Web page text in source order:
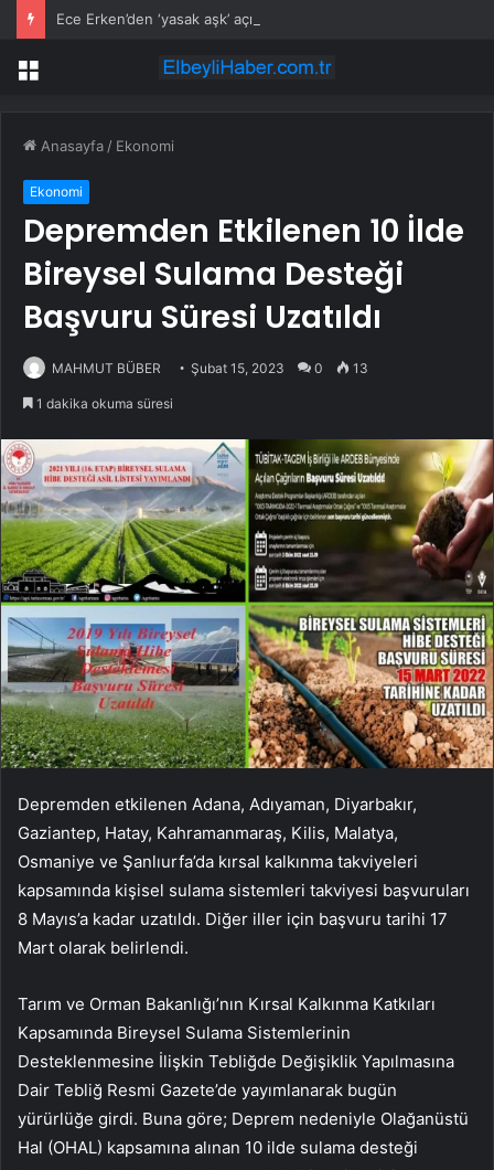
Menü
Anasayfa / Ekonomi
Ekonomi
Depremden Etkilenen 10 İlde
Bireysel Sulama Desteği
Başvuru Süresi Uzatıldı
MAHMUT BÜBER Şubat 15, 2023 0 13
1 dakika okuma süresi
Depremden etkilenen Adana, Adıyaman, Diyarbakır,
Gaziantep, Hatay, Kahramanmaraş, Kilis, Malatya,
Osmaniye ve Şanlıurfa’da kırsal kalkınma takviyeleri
kapsamında kişisel sulama sistemleri takviyesi başvuruları
8 Mayıs’a kadar uzatıldı. Diğer iller için başvuru tarihi 17
Mart olarak belirlendi.
Tarım ve Orman Bakanlığı’nın Kırsal Kalkınma Katkıları
Kapsamında Bireysel Sulama Sistemlerinin
Desteklenmesine İlişkin Tebliğde Değişiklik Yapılmasına
Dair Tebliğ Resmi Gazete’de yayımlanarak bugün
yürürlüğe girdi. Buna göre; Deprem nedeniyle Olağanüstü
Hal (OHAL) kapsamına alınan 10 ilde sulama desteği